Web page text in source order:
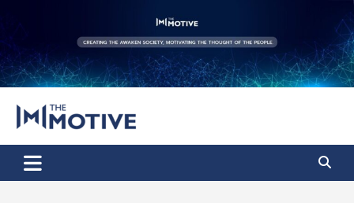
content
The Motive